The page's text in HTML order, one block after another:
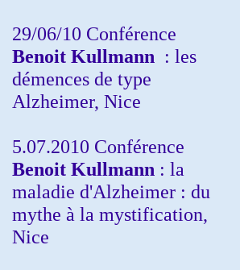
29/06/10 Conférence
Benoit Kullmann : les
démences de type
Alzheimer, Nice
5.07.2010 Conférence
Benoit Kullmann : la
maladie d'Alzheimer : du
mythe à la mystification,
Nice